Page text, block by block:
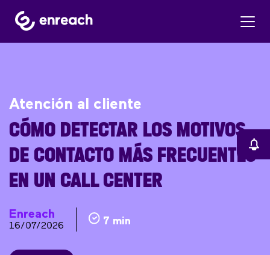
Atención al cliente
CÓMO DETECTAR LOS MOTIVOS
DE CONTACTO MÁS FRECUENTES
EN UN CALL CENTER
Enreach
16/07/2026 7 min